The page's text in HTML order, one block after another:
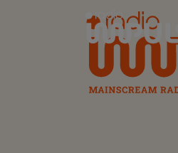
Radio Impuls